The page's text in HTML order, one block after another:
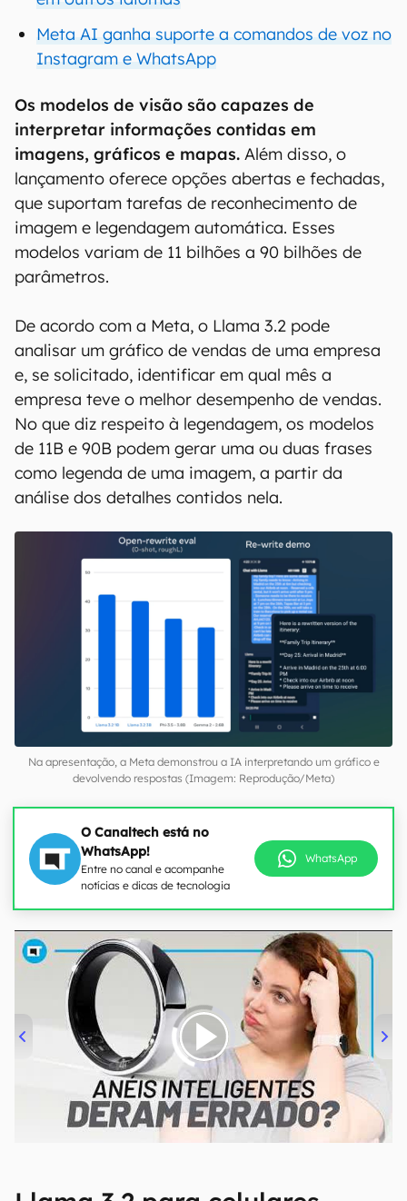
Meta AI ganha suporte a comandos de voz no
Instagram e WhatsApp
Os modelos de visão são capazes de
interpretar informações contidas em
imagens, gráficos e mapas. Além disso, o
lançamento oferece opções abertas e fechadas,
que suportam tarefas de reconhecimento de
imagem e legendagem automática. Esses
modelos variam de 11 bilhões a 90 bilhões de
parâmetros.
De acordo com a Meta, o Llama 3.2 pode
analisar um gráfico de vendas de uma empresa
e, se solicitado, identificar em qual mês a
empresa teve o melhor desempenho de vendas.
No que diz respeito à legendagem, os modelos
de 11B e 90B podem gerar uma ou duas frases
como legenda de uma imagem, a partir da
análise dos detalhes contidos nela.
Na apresentação, a Meta demonstrou a IA interpretando um gráfico e
devolvendo respostas (Imagem: Reprodução/Meta)
O Canaltech está no
WhatsApp!
Entre no canal e acompanhe
notícias e dicas de tecnologia
WhatsApp
00:00/21:11